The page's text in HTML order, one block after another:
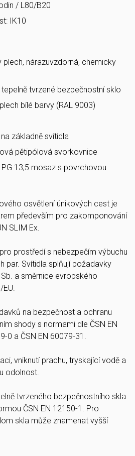
/ L80/B20
IK10
plech, nárazuvzdorná, chemicky
tvrzené bezpečnostní sklo
bílé barvy (RAL 9003)
základně svítidla
pětipólová svorkovnice
13,5 mosaz s povrchovou
osvětlení únikových cest je
především pro zakomponování
SLIM Ex.
prostředí s nebezpečím výbuchu
par. Svítidla splňují požadavky
a směrnice evropského
na bezpečnost a ochranu
shody s normami dle ČSN EN
0 a ČSN EN 60079-31.
vniknutí prachu, tryskající vodě a
odolnost.
tvrzeného bezpečnostního skla
ČSN EN 12150-1. Pro
skla může znamenat vyšší